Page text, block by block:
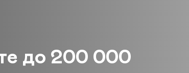
до 200 000
Групп» —